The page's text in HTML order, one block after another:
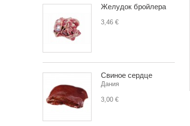
Желудок бройлера
3,46 €
Свиное сердце
Дания
3,00 €